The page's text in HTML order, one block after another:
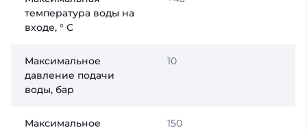
температура воды на
входе, ° С
Максимальное
давление подачи
воды, бар
10
Максимальное
150